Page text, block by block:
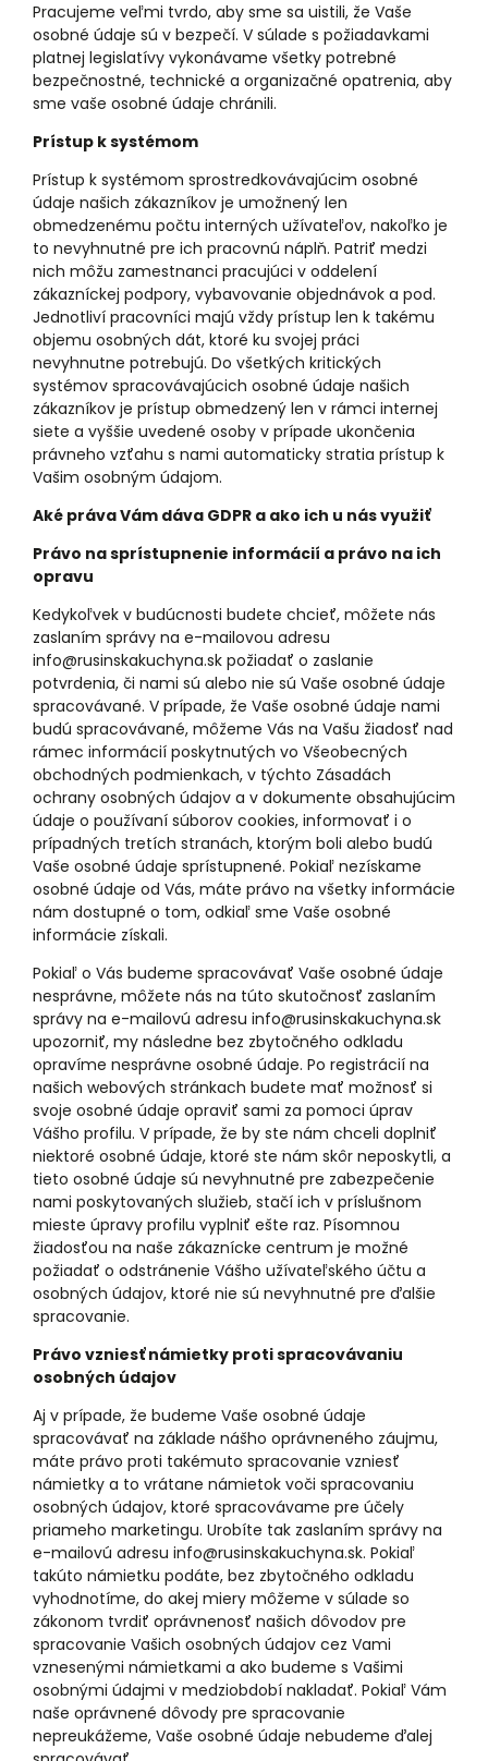
Pracujeme veľmi tvrdo, aby sme sa uistili, že Vaše
osobné údaje sú v bezpečí. V súlade s požiadavkami
platnej legislatívy vykonávame všetky potrebné
bezpečnostné, technické a organizačné opatrenia, aby
sme vaše osobné údaje chránili.
Prístup k systémom
Prístup k systémom sprostredkovávajúcim osobné
údaje našich zákazníkov je umožnený len
obmedzenému počtu interných užívateľov, nakoľko je
to nevyhnutné pre ich pracovnú náplň. Patriť medzi
nich môžu zamestnanci pracujúci v oddelení
zákazníckej podpory, vybavovanie objednávok a pod.
Jednotliví pracovníci majú vždy prístup len k takému
objemu osobných dát, ktoré ku svojej práci
nevyhnutne potrebujú. Do všetkých kritických
systémov spracovávajúcich osobné údaje našich
zákazníkov je prístup obmedzený len v rámci internej
siete a vyššie uvedené osoby v prípade ukončenia
právneho vzťahu s nami automaticky stratia prístup k
Vašim osobným údajom.
Aké práva Vám dáva GDPR a ako ich u nás využiť
Právo na sprístupnenie informácií a právo na ich
opravu
Kedykoľvek v budúcnosti budete chcieť, môžete nás
zaslaním správy na e-mailovou adresu
info@rusinskakuchyna.sk požiadať o zaslanie
potvrdenia, či nami sú alebo nie sú Vaše osobné údaje
spracovávané. V prípade, že Vaše osobné údaje nami
budú spracovávané, môžeme Vás na Vašu žiadosť nad
rámec informácií poskytnutých vo Všeobecných
obchodných podmienkach, v týchto Zásadách
ochrany osobných údajov a v dokumente obsahujúcim
údaje o používaní súborov cookies, informovať i o
prípadných tretích stranách, ktorým boli alebo budú
Vaše osobné údaje sprístupnené. Pokiaľ nezískame
osobné údaje od Vás, máte právo na všetky informácie
nám dostupné o tom, odkiaľ sme Vaše osobné
informácie získali.
Pokiaľ o Vás budeme spracovávať Vaše osobné údaje
nesprávne, môžete nás na túto skutočnosť zaslaním
správy na e-mailovú adresu info@rusinskakuchyna.sk
upozorniť, my následne bez zbytočného odkladu
opravíme nesprávne osobné údaje. Po registrácií na
našich webových stránkach budete mať možnosť si
svoje osobné údaje opraviť sami za pomoci úprav
Vášho profilu. V prípade, že by ste nám chceli doplniť
niektoré osobné údaje, ktoré ste nám skôr neposkytli, a
tieto osobné údaje sú nevyhnutné pre zabezpečenie
nami poskytovaných služieb, stačí ich v príslušnom
mieste úpravy profilu vyplniť ešte raz. Písomnou
žiadosťou na naše zákaznícke centrum je možné
požiadať o odstránenie Vášho užívateľského účtu a
osobných údajov, ktoré nie sú nevyhnutné pre ďalšie
spracovanie.
Právo vzniesť námietky proti spracovávaniu
osobných údajov
Aj v prípade, že budeme Vaše osobné údaje
spracovávať na základe nášho oprávneného záujmu,
máte právo proti takémuto spracovanie vzniesť
námietky a to vrátane námietok voči spracovaniu
osobných údajov, ktoré spracovávame pre účely
priameho marketingu. Urobíte tak zaslaním správy na
e-mailovú adresu info@rusinskakuchyna.sk. Pokiaľ
takúto námietku podáte, bez zbytočného odkladu
vyhodnotíme, do akej miery môžeme v súlade so
zákonom tvrdiť oprávnenosť našich dôvodov pre
spracovanie Vašich osobných údajov cez Vami
vznesenými námietkami a ako budeme s Vašimi
osobnými údajmi v medziobdobí nakladať. Pokiaľ Vám
naše oprávnené dôvody pre spracovanie
nepreukážeme, Vaše osobné údaje nebudeme ďalej